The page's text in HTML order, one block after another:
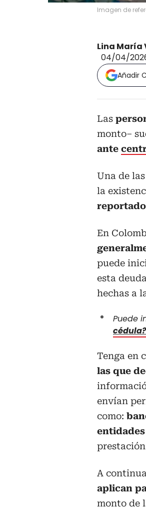
Imagen de
Lina María
04/04/
Añadir
Las
monto–
ante
Una de
la
reportado
En
puede
esta
hechas a
Puede
Tenga en
las que
envían
como:
entidades
A
aplican
monto de